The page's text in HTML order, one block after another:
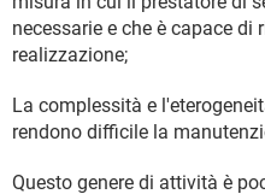
necessarie e che è capace di
realizzazione;
La complessità e
rendono difficile la
Questo genere di attività è